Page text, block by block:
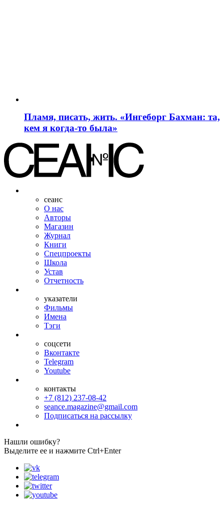
Пламя, писать, жить. «Ингеборг Бахман: та,
кем я когда-то была»
сеанс
О нас
Авторы
Магазин
Журнал
Книги
Спецпроекты
Школа
Устав
Отчетность
указатели
Фильмы
Имена
Тэги
соцсети
Вконтакте
Telegram
Youtube
контакты
+7 (812) 237-08-42
seance.magazine@gmail.com
Подписаться на рассылку
Нашли ошибку?
Выделите ее и нажмите Ctrl+Enter